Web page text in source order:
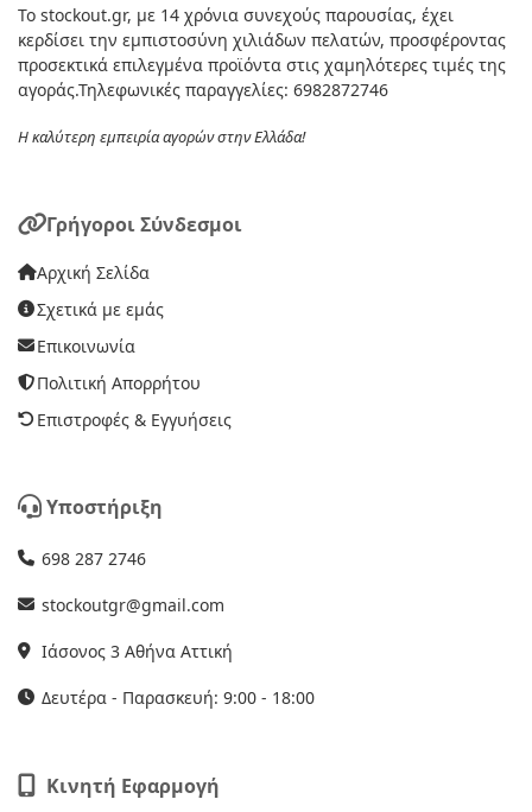
Το stockout.gr, με 14 χρόνια συνεχούς παρουσίας, έχει
κερδίσει την εμπιστοσύνη χιλιάδων πελατών, προσφέροντας
προσεκτικά επιλεγμένα προϊόντα στις χαμηλότερες τιμές της
αγοράς.Τηλεφωνικές παραγγελίες: 6982872746
Η καλύτερη εμπειρία αγορών στην Ελλάδα!
Γρήγοροι Σύνδεσμοι
Αρχική Σελίδα
Σχετικά με εμάς
Επικοινωνία
Πολιτική Απορρήτου
Επιστροφές & Εγγυήσεις
Υποστήριξη
698 287 2746
stockoutgr@gmail.com
Ιάσονος 3 Αθήνα Αττική
Δευτέρα - Παρασκευή: 9:00 - 18:00
Κινητή Εφαρμογή